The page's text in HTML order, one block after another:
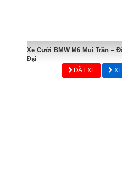
Xe Cưới BMW M6 Mui Trần –
Đại
ĐẶT XE